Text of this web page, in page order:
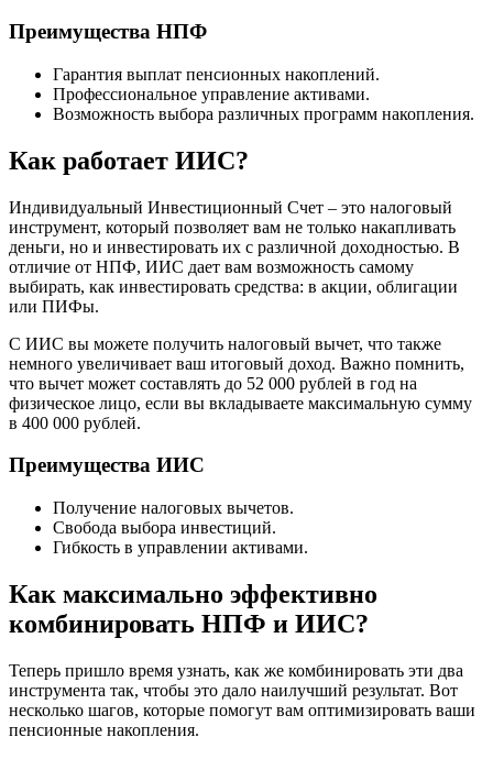
Преимущества НПФ
Гарантия выплат пенсионных накоплений.
Профессиональное управление активами.
Возможность выбора различных программ накопления.
Как работает ИИС?
Индивидуальный Инвестиционный Счет – это налоговый
инструмент, который позволяет вам не только накапливать
деньги, но и инвестировать их с различной доходностью. В
отличие от НПФ, ИИС дает вам возможность самому
выбирать, как инвестировать средства: в акции, облигации
или ПИФы.
С ИИС вы можете получить налоговый вычет, что также
немного увеличивает ваш итоговый доход. Важно помнить,
что вычет может составлять до 52 000 рублей в год на
физическое лицо, если вы вкладываете максимальную сумму
в 400 000 рублей.
Преимущества ИИС
Получение налоговых вычетов.
Свобода выбора инвестиций.
Гибкость в управлении активами.
Как максимально эффективно
комбинировать НПФ и ИИС?
Теперь пришло время узнать, как же комбинировать эти два
инструмента так, чтобы это дало наилучший результат. Вот
несколько шагов, которые помогут вам оптимизировать ваши
пенсионные накопления.